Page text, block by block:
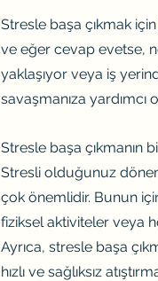
Stresle başa çıkmak için
ve eğer cevap evetse,
yaklaşıyor veya iş
savaşmanıza yardımcı
Stresle başa çıkmanın
Stresli olduğunuz
çok önemlidir. Bunun
fiziksel aktiviteler veya
Ayrıca, stresle başa
hızlı ve sağlıksız